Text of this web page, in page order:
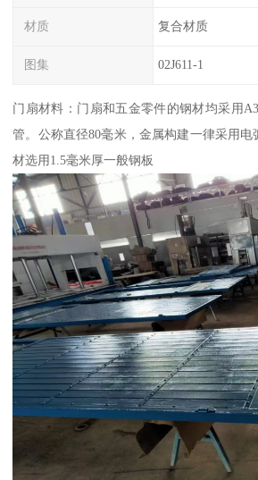
材质 复合材质
图集 02J611-1
门扇材料：门扇和五金零件的钢材均采用
管。公称直径80毫米，金属构建一律采用电
材选用1.5毫米厚一般钢板